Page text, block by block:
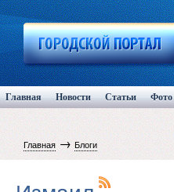
Главная Новости Статьи Фото
Главная→ Блоги